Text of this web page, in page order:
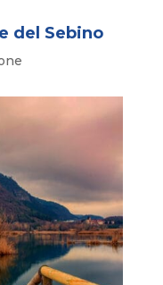
del Sebino